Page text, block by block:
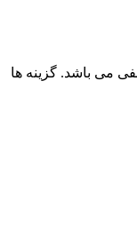
می باشد. گزینه ها